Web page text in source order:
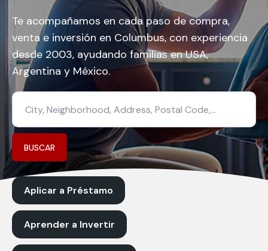
Te acompañamos en cada paso de compra,
venta e inversión en Columbus, con experiencia
desde 2003, ayudando familias en USA,
Argentina y México.
BUSCAR
Aplicar a Préstamo
Aprender a Invertir